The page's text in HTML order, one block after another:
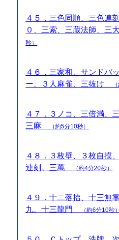
４５．三色同順、三色連
０、三索、三蔵法師、三
秒）
４６．三家和、サンドバ
ー、３人麻雀、三抜け
４７．３ノコ、三倍満、
三麻
（約5分10秒）
４８．３枚壁、３枚自摸
連刻、三萬
（約4分20秒）
４９．十二落抬、十三無
九、十三龍門
（約6分10秒）